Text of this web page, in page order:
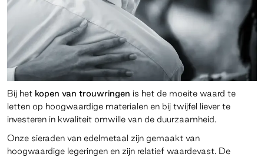
Bij het kopen van trouwringen is het de moeite waard te
letten op hoogwaardige materialen en bij twijfel liever te
investeren in kwaliteit omwille van de duurzaamheid.
Onze sieraden van edelmetaal zijn gemaakt van
hoogwaardige legeringen en zijn relatief waardevast. De